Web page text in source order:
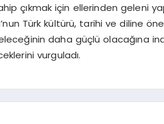
çıkmak için ellerinden geleni
Türk kültürü, tarihi ve diline
daha güçlü olacağına
vurguladı.